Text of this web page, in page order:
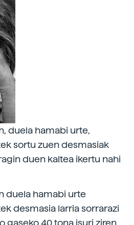
duela hamabi urte,
sortu zuen desmasiak
duen kaltea ikertu nahi
duela hamabi urte
desmasia larria sorrarazi
gaseko 40 tona isuri ziren